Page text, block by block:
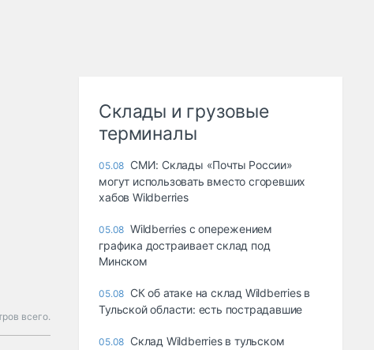
всего.
Склады и грузовые
терминалы
05.08 СМИ: Склады «Почты России»
могут использовать вместо сгоревших
хабов Wildberries
05.08 Wildberries с опережением
графика достраивает склад под
Минском
05.08 СК об атаке на склад Wildberries в
Тульской области: есть пострадавшие
05.08 Склад Wildberries в тульском